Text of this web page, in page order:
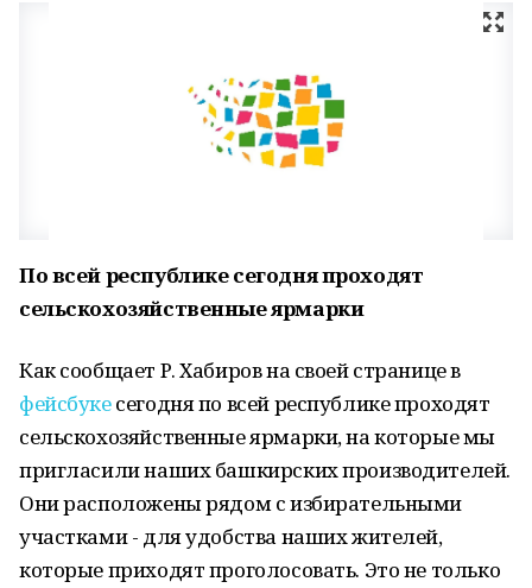
По всей республике сегодня проходят
сельскохозяйственные ярмарки
Как сообщает Р. Хабиров на своей странице в
фейсбукесегодня по всей республике проходят
сельскохозяйственные ярмарки, на которые мы
пригласили наших башкирских производителей.
Они расположены рядом с избирательными
участками - для удобства наших жителей,
которые приходят проголосовать. Это не только